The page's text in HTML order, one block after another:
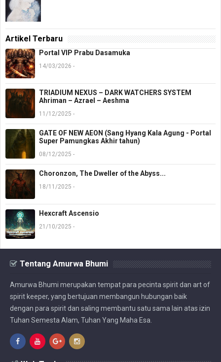
Artikel Terbaru
Portal VIP Prabu Dasamuka
14/03/2026 -
TRIADIUM NEXUS – DARK WATCHERS SYSTEM
Ahriman – Azrael – Aeshma
11/12/2025 -
GATE OF NEW AEON (Sang Hyang Kala Agung - Portal
Super Pamungkas Akhir tahun)
08/12/2025 -
Choronzon, The Dweller of the Abyss...
18/11/2025 -
Hexcraft Ascensio
21/10/2025 -
Tentang Amurwa Bhumi
Amurwa Bhumi merupakan tempat para pecinta spirit dan art of
spirit keeper, yang bertujuan membangun hubungan baik
dengan para spirit dan saling membantu satu sama lain atas izin
Tuhan Semesta Alam, Tuhan Yang Maha Esa.